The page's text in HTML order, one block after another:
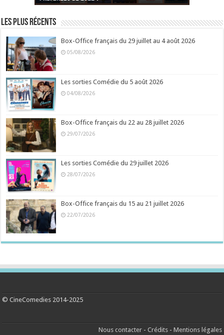
Les plus récents
Box-Office français du 29 juillet au 4 août 2026
05/08/2026
Les sorties Comédie du 5 août 2026
04/08/2026
Box-Office français du 22 au 28 juillet 2026
29/07/2026
Les sorties Comédie du 29 juillet 2026
28/07/2026
Box-Office français du 15 au 21 juillet 2026
22/07/2026
© CineComedies 2014-2025
Nous contacter- Crédits- Mentions légales